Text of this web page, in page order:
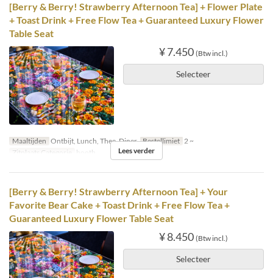
[Berry & Berry! Strawberry Afternoon Tea] + Flower Plate
+ Toast Drink + Free Flow Tea + Guaranteed Luxury Flower
Table Seat
¥ 7.450 (Btw incl.)
Selecteer
Maaltijden Ontbijt, Lunch, Thee, Diner Bestellimiet 2 ~
Zitplaats Categorie
booth Lees verder
[Berry & Berry! Strawberry Afternoon Tea] + Your
Favorite Bear Cake + Toast Drink + Free Flow Tea +
Guaranteed Luxury Flower Table Seat
¥ 8.450 (Btw incl.)
Selecteer